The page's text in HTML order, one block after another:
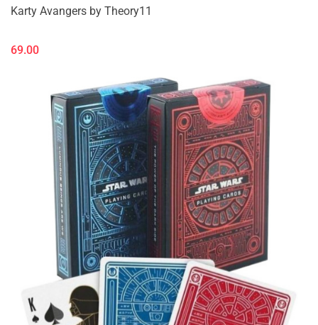
Karty Avangers by Theory11
69.00